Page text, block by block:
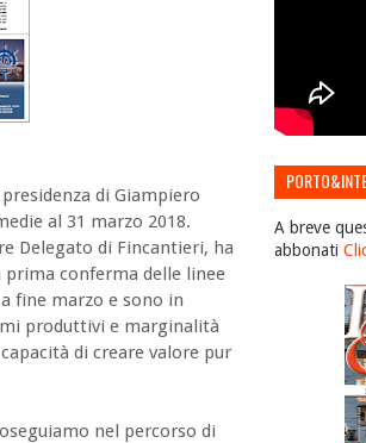
di Giampiero
al 31 marzo 2018.
Delegato di Fincantieri, ha
conferma delle linee
fine marzo e sono in
produttivi e marginalità
di creare valore pur
nel percorso di
A breve
abbonati